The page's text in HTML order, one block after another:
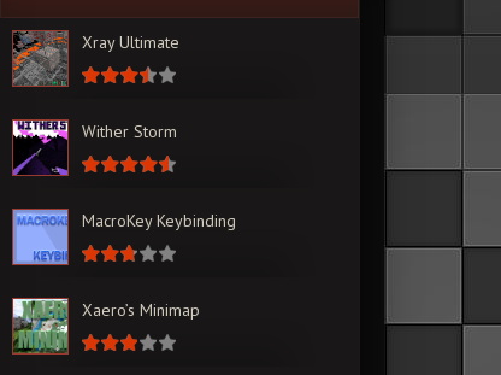
Xray Ultimate
Wither Storm
MacroKey Keybinding
Xaero’s Minimap